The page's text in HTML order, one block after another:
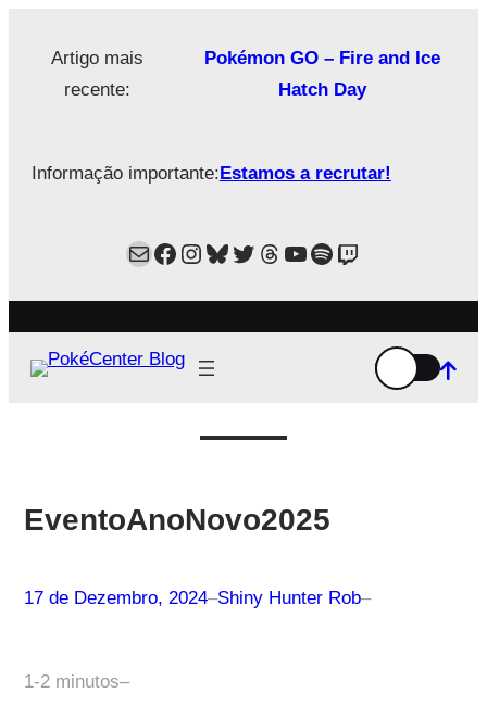
Artigo mais
recente:
Pokémon GO – Fire and Ice
Hatch Day
Informação importante:Estamos a recrutar!
MailFacebook
Instagram
Bluesky
Twitter
Estamos no Threads!
YouTube
Spotify
Twitch
EventoAnoNovo2025
17 de Dezembro, 2024–Shiny Hunter Rob–
1-2 minutos–